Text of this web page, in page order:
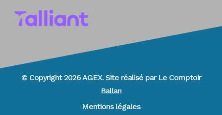
© Copyright 2026 AGEX. Site réalisé par Le Comptoir
Ballan
Mentions légales